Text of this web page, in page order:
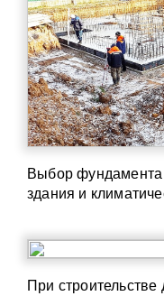
Выбор фундамента
здания и
При